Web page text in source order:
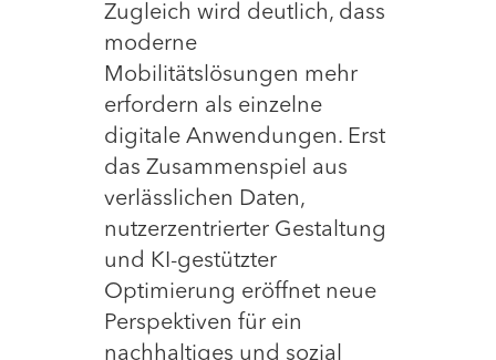
Zugleich wird deutlich, dass
moderne
Mobilitätslösungen mehr
erfordern als einzelne
digitale Anwendungen. Erst
das Zusammenspiel aus
verlässlichen Daten,
nutzerzentrierter Gestaltung
und KI-gestützter
Optimierung eröffnet neue
Perspektiven für ein
nachhaltiges und sozial